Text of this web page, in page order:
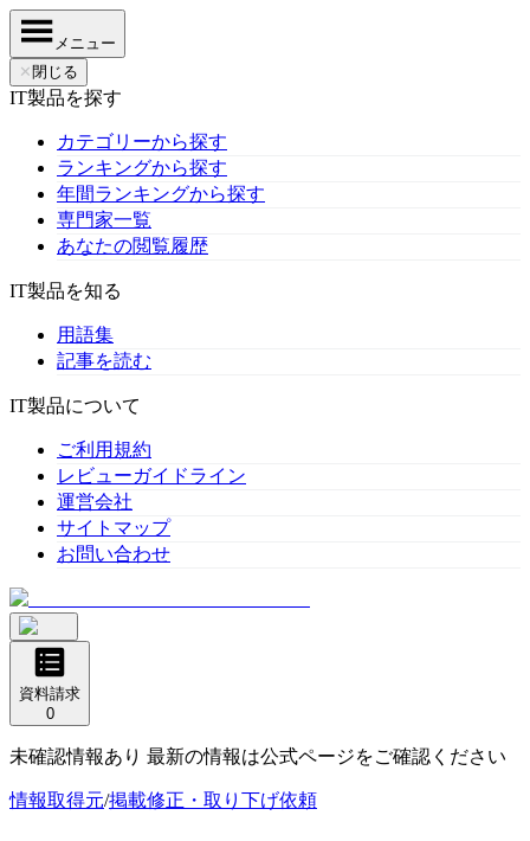
メニュー
✕ 閉じる
IT製品を探す
カテゴリーから探す
ランキングから探す
年間ランキングから探す
専門家一覧
あなたの閲覧履歴
IT製品を知る
用語集
記事を読む
IT製品について
ご利用規約
レビューガイドライン
運営会社
サイトマップ
お問い合わせ
資料請求
0
未確認情報あり 最新の情報は公式ページをご確認ください
情報取得元/掲載修正・取り下げ依頼